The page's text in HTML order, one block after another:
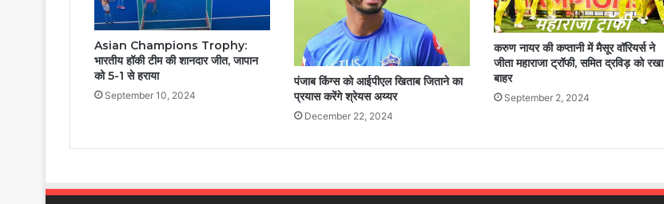
Asian Champions Trophy:
भारतीय हॉकी टीम की शानदार जीत, जापान
को 5-1 से हराया
September 10, 2024
पंजाब किंग्स को आईपीएल खिताब जिताने का
प्रयास करेंगे श्रेयस अय्यर
December 22, 2024
करुण नायर की कप्तानी में मैसूर वॉरियर्स ने
जीता महाराजा ट्रॉफी, समित द्रविड़ को रखा
बाहर
September 2, 2024